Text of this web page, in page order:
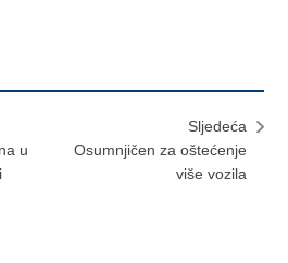
u
Sljedeća
Osumnjičen za oštećenje
više vozila